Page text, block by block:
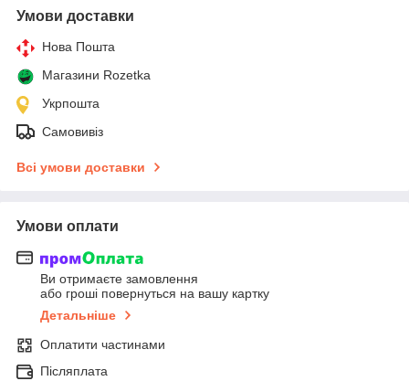
Умови доставки
Нова Пошта
Магазини Rozetka
Укрпошта
Самовивіз
Всі умови доставки
Умови оплати
Ви отримаєте замовлення
або гроші повернуться на вашу картку
Детальніше
Оплатити частинами
Післяплата